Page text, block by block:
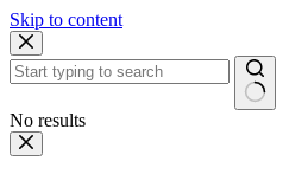
Skip to content
No results